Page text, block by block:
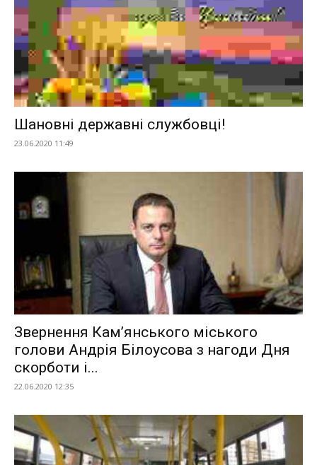
Шановні державні службовці!
23.06.2020 11:49
Звернення Кам’янського міського
голови Андрія Білоусова з нагоди Дня
скорботи і...
22.06.2020 12:35